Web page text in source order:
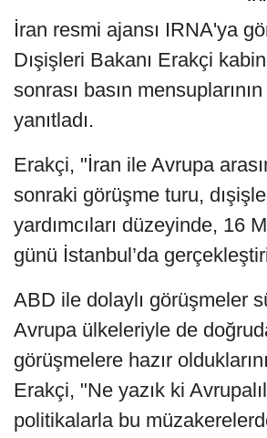
İran resmi ajansı IRNA'ya
Dışişleri Bakanı Erakçi
sonrası basın mensuplarının
yanıtladı.
Erakçi, "İran ile Avrupa
sonraki görüşme turu,
yardımcıları düzeyinde, 16
günü İstanbul’da
ABD ile dolaylı görüşmeler
Avrupa ülkeleriyle de
görüşmelere hazır
Erakçi, "Ne yazık ki
politikalarla bu